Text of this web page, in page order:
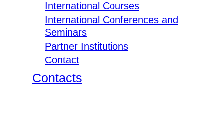
International Courses
International Conferences and
Seminars
Partner Institutions
Contact
Contacts